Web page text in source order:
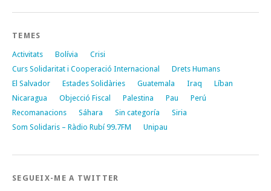
TEMES
Activitats Bolívia
Crisi
Curs Solidaritat i Cooperació Internacional
Drets Humans
El Salvador
Estades Solidàries Guatemala Iraq
Líban
Nicaragua
Objecció Fiscal Palestina Pau
Perú
Recomanacions
Sáhara Sin categoría
Siria
Som Solidaris – Ràdio Rubí 99.7FM
Unipau
SEGUEIX-ME A TWITTER